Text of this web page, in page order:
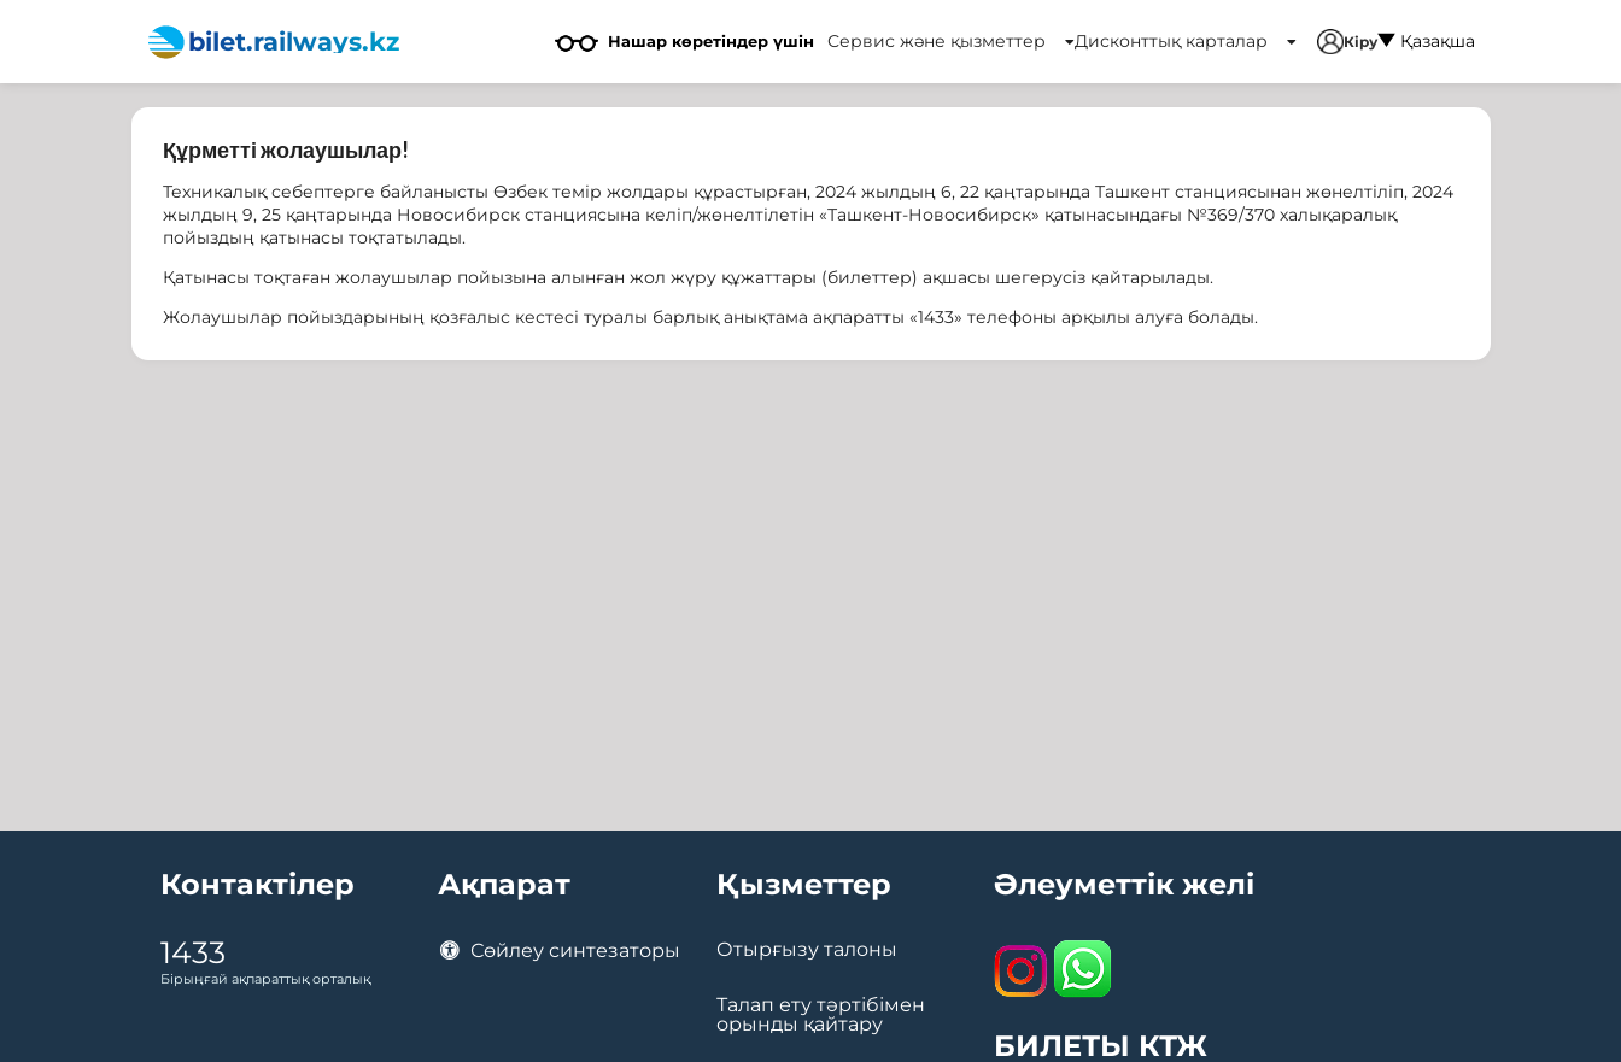
bilet.railways.kz Нашар көретіндер үшін Сервис және қызметтер Дисконттық карталар Кіру Қазақша
Құрметті жолаушылар!
Техникалық себептерге байланысты Өзбек темір жолдары құрастырған, 2024 жылдың 6, 22 қаңтарында Ташкент станциясынан жөнелтіліп, 2024
жылдың 9, 25 қаңтарында Новосибирск станциясына келіп/жөнелтілетін «Ташкент-Новосибирск» қатынасындағы №369/370 халықаралық
пойыздың қатынасы тоқтатылады.
Қатынасы тоқтаған жолаушылар пойызына алынған жол жүру құжаттары (билеттер) ақшасы шегерусіз қайтарылады.
Жолаушылар пойыздарының қозғалыс кестесі туралы барлық анықтама ақпаратты «1433» телефоны арқылы алуға болады.
Контактілер
1433
Бірыңғай ақпараттық орталық
Ақпарат
Сөйлеу синтезаторы
Қызметтер
Отырғызу талоны
Талап ету тәртібімен
орынды қайтару
Әлеуметтік желі
БИЛЕТЫ КТЖ